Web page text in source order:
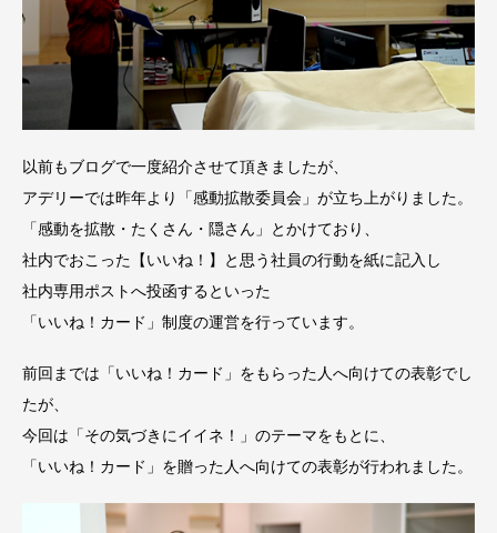
以前もブログで一度紹介させて頂きましたが、
アデリーでは昨年より「感動拡散委員会」が立ち上がりました。
「感動を拡散・たくさん・隠さん」とかけており、
社内でおこった【いいね！】と思う社員の行動を紙に記入し
社内専用ポストへ投函するといった
「いいね！カード」制度の運営を行っています。
前回までは「いいね！カード」をもらった人へ向けての表彰でし
たが、
今回は「その気づきにイイネ！」のテーマをもとに、
「いいね！カード」を贈った人へ向けての表彰が行われました。